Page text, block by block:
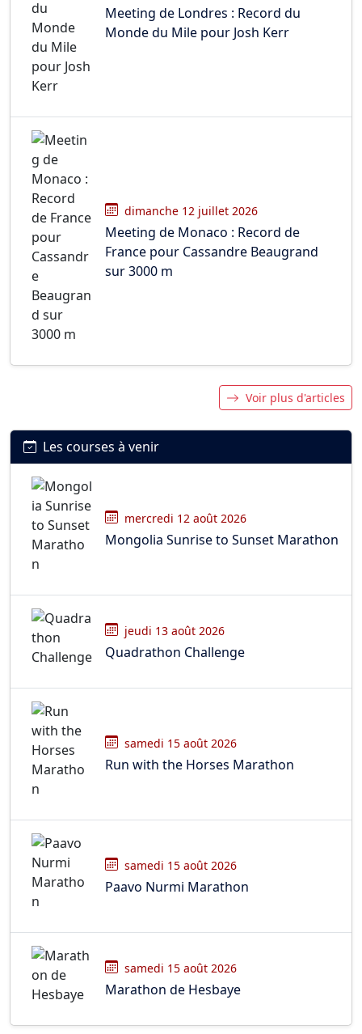
Meeting de Londres : Record du
Monde du Mile pour Josh Kerr
dimanche 12 juillet 2026
Meeting de Monaco : Record de
France pour Cassandre Beaugrand
sur 3000 m
Voir plus d'articles
Les courses à venir
mercredi 12 août 2026
Mongolia Sunrise to Sunset Marathon
jeudi 13 août 2026
Quadrathon Challenge
samedi 15 août 2026
Run with the Horses Marathon
samedi 15 août 2026
Paavo Nurmi Marathon
samedi 15 août 2026
Marathon de Hesbaye